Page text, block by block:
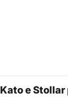
Kato e